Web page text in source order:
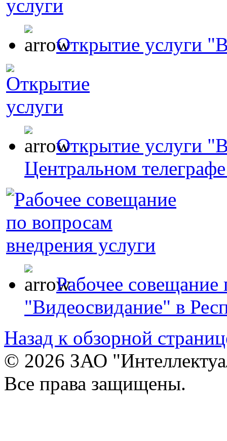
Открытие услуги
Открытие услуги
Центральном
Рабочее совещание
"Видеосвидание" в
Назад к обзорной
© 2026 ЗАО
Все права защищены.